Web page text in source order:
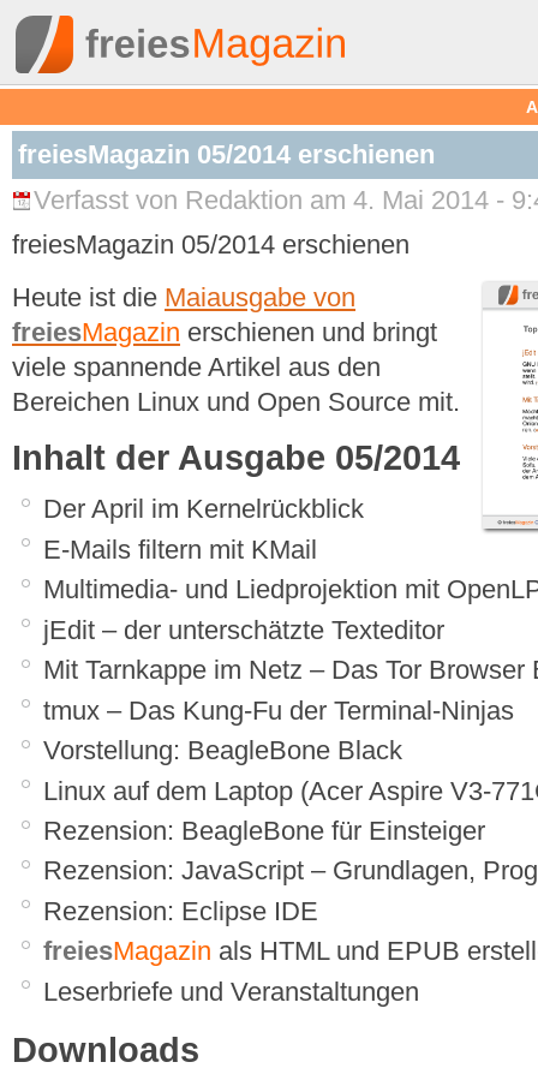
freiesMagazin 05/2014 erschienen
Verfasst von Redaktion am 4. Mai 2014 -
freiesMagazin 05/2014 erschienen
Heute ist die Maiausgabe von
freiesMagazin erschienen und bringt
viele spannende Artikel aus den
Bereichen Linux und Open Source mit.
Inhalt der Ausgabe 05/2014
Der April im Kernelrückblick
E-Mails filtern mit KMail
Multimedia- und Liedprojektion mit
jEdit – der unterschätzte Texteditor
Mit Tarnkappe im Netz – Das Tor Browser
tmux – Das Kung-Fu der Terminal-Ninjas
Vorstellung: BeagleBone Black
Linux auf dem Laptop (Acer Aspire V3-
Rezension: BeagleBone für Einsteiger
Rezension: JavaScript – Grundlagen,
Rezension: Eclipse IDE
freiesMagazin als HTML und EPUB
Leserbriefe und Veranstaltungen
Downloads